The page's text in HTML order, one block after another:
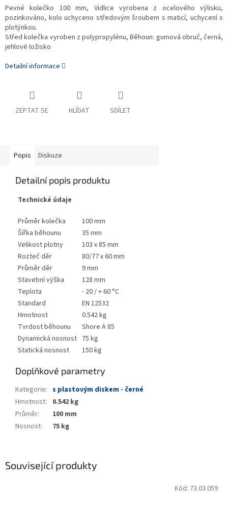
Pevné kolečko 100 mm, Vidlice vyrobena z ocelového výlisku,
pozinkováno, kolo uchyceno středovým šroubem s maticí, uchycení s
plotýnkou.
Střed kolečka vyroben z polypropylénu, Běhoun: gumová obruč, černá,
jehlové ložisko
Detailní informace
ZEPTAT SE HLÍDAT SDÍLET
Související produkty
Kód: 73.03.059
Popis Diskuze
Detailní popis produktu
Technické údaje
Průměr kolečka
100 mm
Šířka běhounu
35 mm
Velikost plotny
103 x 85 mm
Rozteč děr
80/77 x 60 mm
Průměr děr
9 mm
Stavební výška
128 mm
Teplota
- 20 / + 60 °C
Standard
EN 12532
Hmotnost
0.542 kg
Tvrdost běhounu
Shore A 85
Dynamická nosnost 75 kg
Statická nosnost
150 kg
Doplňkové parametry
Kategorie: s plastovým diskem - černé
Hmotnost:
0.542 kg
Průměr:
100 mm
Nosnost: 75 kg